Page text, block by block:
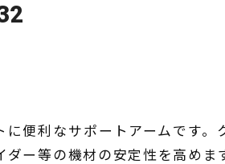
便利なサポートアームです。
ー等の機材の安定性を高めま